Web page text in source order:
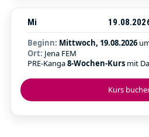
Kurs
Mi
Beginn: Mittwoch, 19.08.2026
Ort: Jena FEM
PRE-Kanga8-Wochen-Kurs mit